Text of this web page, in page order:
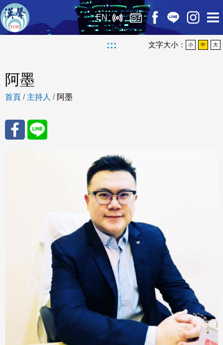
EN
::: 文字大小： 小 中 大
阿墨
首頁 / 主持人 / 阿墨